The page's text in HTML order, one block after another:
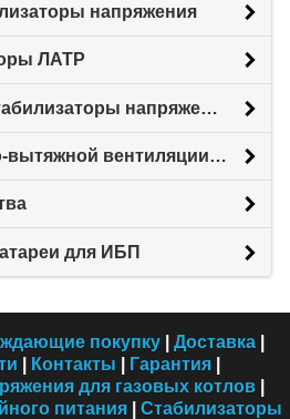
напряжения
ЛАТР
Промышленные стабилизаторы напряжения
Системы приточно-вытяжной вентиляции с рекуперацией тепловой энергии (Рекуператоры)
для ИБП
покупку| Доставка|
Контакты Гарантия
для газовых котлов|
питания| Стабилизаторы